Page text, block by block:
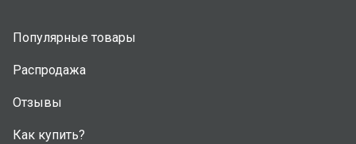
Популярные товары
Распродажа
Отзывы
Как купить?